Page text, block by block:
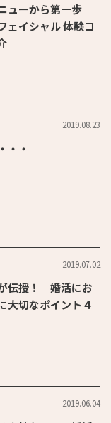
ューから第一歩
ェイシャル 体験コ
2019.08.23
・・
2019.07.02
伝授！ 婚活にお
大切なポイント４
2019.06.04